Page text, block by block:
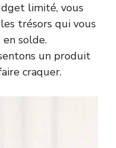
limité, vous
trésors qui vous
solde.
un produit
craquer.